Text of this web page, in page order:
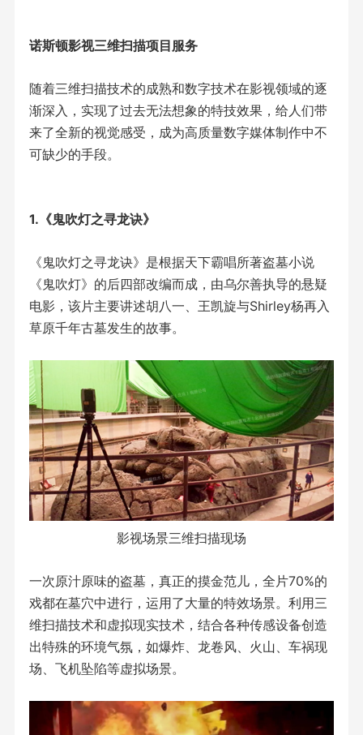
诺斯顿影视三维扫描项目服务
随着三维扫描技术的成熟和数字技术在影视领域的逐
渐深入，实现了过去无法想象的特技效果，给人们带
来了全新的视觉感受，成为高质量数字媒体制作中不
可缺少的手段。
1.《鬼吹灯之寻龙诀》
《鬼吹灯之寻龙诀》是根据天下霸唱所著盗墓小说
《鬼吹灯》的后四部改编而成，由乌尔善执导的悬疑
电影，该片主要讲述胡八一、王凯旋与Shirley杨再入
草原千年古墓发生的故事。
影视场景三维扫描现场
一次原汁原味的盗墓，真正的摸金范儿，全片70%的
戏都在墓穴中进行，运用了大量的特效场景。利用三
维扫描技术和虚拟现实技术，结合各种传感设备创造
出特殊的环境气氛，如爆炸、龙卷风、火山、车祸现
场、飞机坠陷等虚拟场景。